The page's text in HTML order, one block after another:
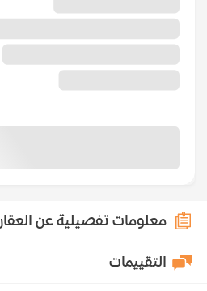
معلومات تفصيلية عن العقار
التقييمات